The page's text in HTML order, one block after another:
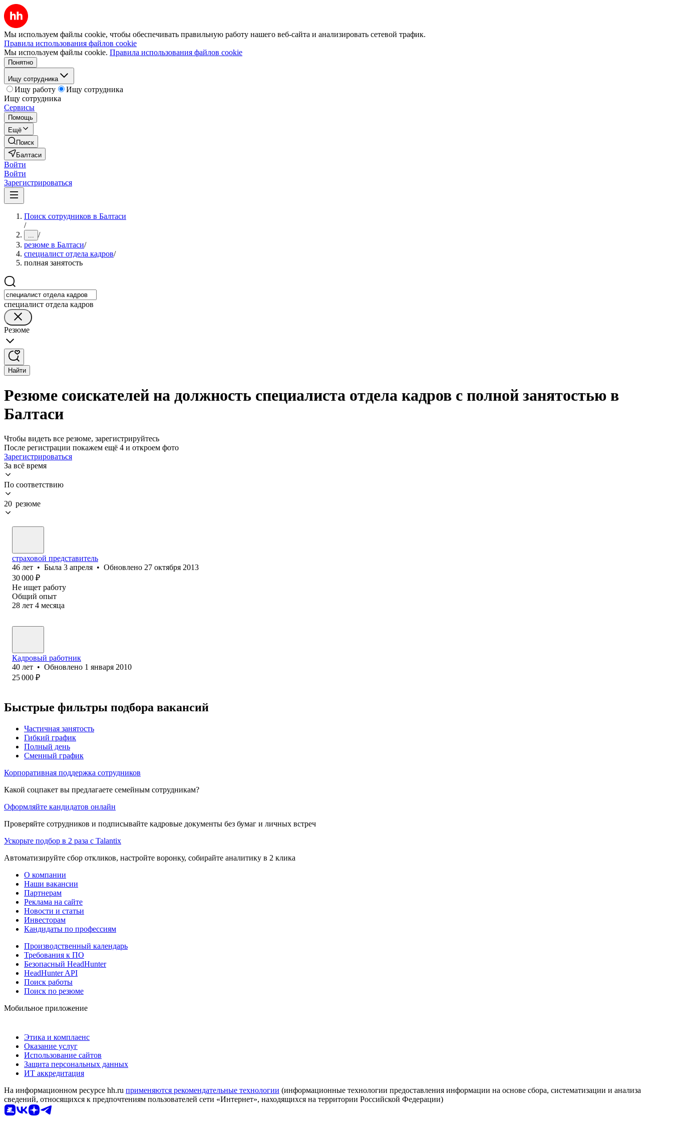
Мы используем файлы cookie, чтобы обеспечивать правильную работу нашего веб-сайта и анализировать сетевой трафик.
Правила использования файлов cookie
Мы используем файлы cookie. Правила использования файлов cookie
Понятно
Ищу сотрудника
Ищу работу
Ищу сотрудника
Ищу сотрудника
Сервисы
Помощь
Ещё
Поиск
Балтаси
Войти
Войти
Зарегистрироваться
Поиск сотрудников в Балтаси
/
... /
резюме в Балтаси/
специалист отдела кадров/
полная занятость
специалист отдела кадров
Резюме
Найти
Резюме соискателей на должность специалиста отдела кадров с полной занятостью в
Балтаси
Чтобы видеть все резюме, зарегистрируйтесь
После регистрации покажем ещё 4 и откроем фото
Зарегистрироваться
За всё время
По соответствию
20 резюме
страховой представитель
46 лет • Была 3 апреля • Обновлено 27 октября 2013
30 000 ₽
Не ищет работу
Общий опыт
28 лет 4 месяца
Кадровый работник
40 лет • Обновлено 1 января 2010
25 000 ₽
Быстрые фильтры подбора вакансий
Частичная занятость
Гибкий график
Полный день
Сменный график
Корпоративная поддержка сотрудников
Какой соцпакет вы предлагаете семейным сотрудникам?
Оформляйте кандидатов онлайн
Проверяйте сотрудников и подписывайте кадровые документы без бумаг и личных встреч
Ускорьте подбор в 2 раза с Talantix
Автоматизируйте сбор откликов, настройте воронку, собирайте аналитику в 2 клика
О компании
Наши вакансии
Партнерам
Реклама на сайте
Новости и статьи
Инвесторам
Кандидаты по профессиям
Производственный календарь
Требования к ПО
Безопасный HeadHunter
HeadHunter API
Поиск работы
Поиск по резюме
Мобильное приложение
Этика и комплаенс
Оказание услуг
Использование сайтов
Защита персональных данных
ИТ аккредитация
На информационном ресурсе hh.ru применяются рекомендательные технологии (информационные технологии предоставления информации на основе сбора, систематизации и анализа
сведений, относящихся к предпочтениям пользователей сети «Интернет», находящихся на территории Российской Федерации)